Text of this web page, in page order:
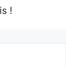
!